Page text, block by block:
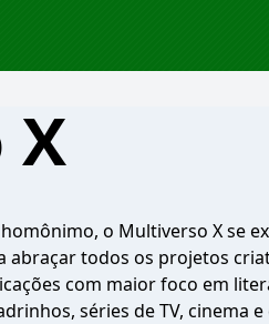
o Multiverso X se
abraçar todos os projetos
com maior foco em
séries de TV, cinema